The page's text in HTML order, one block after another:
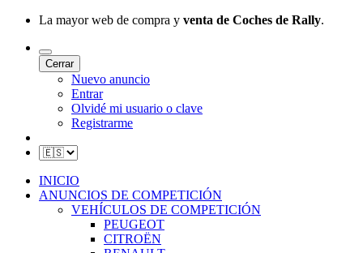
La mayor web de compra y venta de Coches de Rally.
Cerrar
Nuevo anuncio
Entrar
Olvidé mi usuario o clave
Registrarme
INICIO
ANUNCIOS DE COMPETICIÓN
VEHÍCULOS DE COMPETICIÓN
PEUGEOT
CITROËN